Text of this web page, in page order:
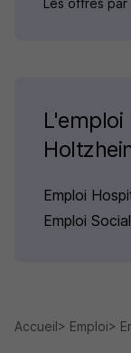
Les offres par
L'emploi
Emploi
Emploi
Accueil Emploi